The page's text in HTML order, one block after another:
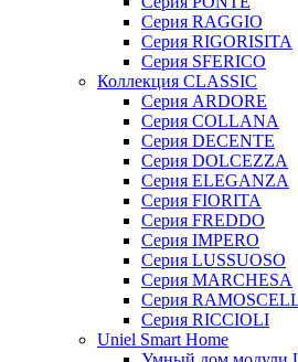
Серия RAGGIO
Серия RIGORISITA
Серия SFERICO
Коллекция CLASSIC
Серия ARDORE
Серия COLLANA
Серия DECENTE
Серия DOLCEZZA
Серия ELEGANZA
Серия FIORITA
Серия FREDDO
Серия IMPERO
Серия LUSSUOSO
Серия MARCHESA
Серия
Серия RICCIOLI
Uniel Smart Home